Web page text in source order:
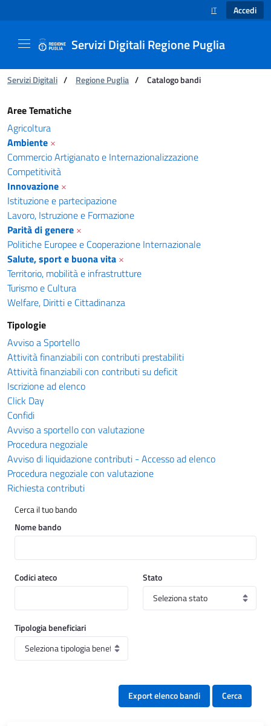
SELEZIONE
IT Accedi
Servizi Digitali Regione Puglia
Ti trovi in:
Servizi Digitali / Regione Puglia / Catalogo bandi
Catalogo bandi - Servizi Digitali Regione
Aree Tematiche
Agricoltura
Ambiente ×
Commercio Artigianato e Internazionalizzazione
Competitività
Innovazione ×
Istituzione e partecipazione
Lavoro, Istruzione e Formazione
Parità di genere ×
Politiche Europee e Cooperazione Internazionale
Salute, sport e buona vita ×
Territorio, mobilità e infrastrutture
Turismo e Cultura
Welfare, Diritti e Cittadinanza
Tipologie
Avviso a Sportello
Attività finanziabili con contributi prestabiliti
Attività finanziabili con contributi su deficit
Iscrizione ad elenco
Click Day
Confidi
Avviso a sportello con valutazione
Procedura negoziale
Avviso di liquidazione contributi - Accesso ad elenco
Procedura negoziale con valutazione
Richiesta contributi
Cerca il tuo bando
Nome bando
Codici ateco Stato
Tipologia beneficiari
Export elenco bandi Cerca